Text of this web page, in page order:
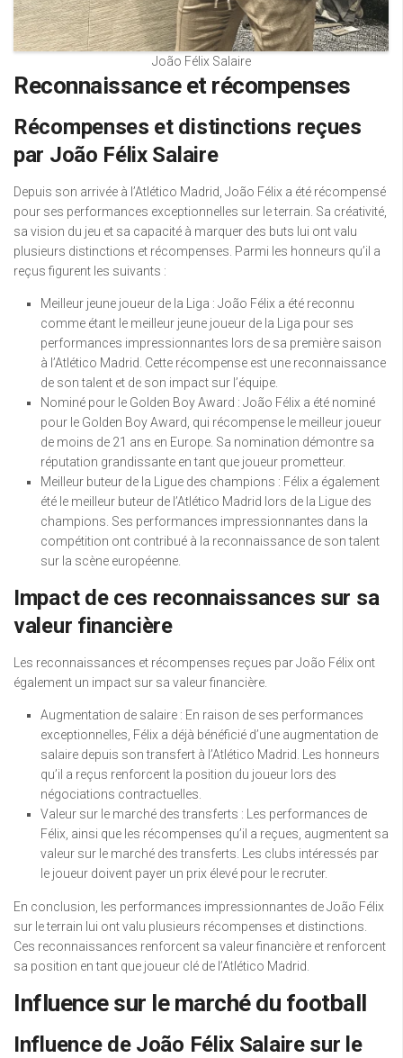
João Félix Salaire
Reconnaissance et récompenses
Récompenses et distinctions reçues
par João Félix Salaire
Depuis son arrivée à l’Atlético Madrid, João Félix a été récompensé
pour ses performances exceptionnelles sur le terrain. Sa créativité,
sa vision du jeu et sa capacité à marquer des buts lui ont valu
plusieurs distinctions et récompenses. Parmi les honneurs qu’il a
reçus figurent les suivants :
Meilleur jeune joueur de la Liga : João Félix a été reconnu
comme étant le meilleur jeune joueur de la Liga pour ses
performances impressionnantes lors de sa première saison
à l’Atlético Madrid. Cette récompense est une reconnaissance
de son talent et de son impact sur l’équipe.
Nominé pour le Golden Boy Award : João Félix a été nominé
pour le Golden Boy Award, qui récompense le meilleur joueur
de moins de 21 ans en Europe. Sa nomination démontre sa
réputation grandissante en tant que joueur prometteur.
Meilleur buteur de la Ligue des champions : Félix a également
été le meilleur buteur de l’Atlético Madrid lors de la Ligue des
champions. Ses performances impressionnantes dans la
compétition ont contribué à la reconnaissance de son talent
sur la scène européenne.
Impact de ces reconnaissances sur sa
valeur financière
Les reconnaissances et récompenses reçues par João Félix ont
également un impact sur sa valeur financière.
Augmentation de salaire : En raison de ses performances
exceptionnelles, Félix a déjà bénéficié d’une augmentation de
salaire depuis son transfert à l’Atlético Madrid. Les honneurs
qu’il a reçus renforcent la position du joueur lors des
négociations contractuelles.
Valeur sur le marché des transferts : Les performances de
Félix, ainsi que les récompenses qu’il a reçues, augmentent sa
valeur sur le marché des transferts. Les clubs intéressés par
le joueur doivent payer un prix élevé pour le recruter.
En conclusion, les performances impressionnantes de João Félix
sur le terrain lui ont valu plusieurs récompenses et distinctions.
Ces reconnaissances renforcent sa valeur financière et renforcent
sa position en tant que joueur clé de l’Atlético Madrid.
Influence sur le marché du football
Influence de João Félix Salaire sur le